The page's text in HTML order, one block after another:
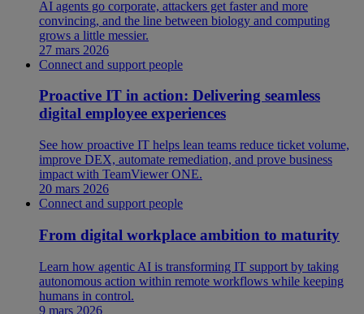
AI agents go corporate, attackers get faster and more
convincing, and the line between biology and computing
grows a little messier.
27 mars 2026
Connect and support people
Proactive IT in action: Delivering seamless
digital employee experiences
See how proactive IT helps lean teams reduce ticket volume,
improve DEX, automate remediation, and prove business
impact with TeamViewer ONE.
20 mars 2026
Connect and support people
From digital workplace ambition to maturity
Learn how agentic AI is transforming IT support by taking
autonomous action within remote workflows while keeping
humans in control.
9 mars 2026